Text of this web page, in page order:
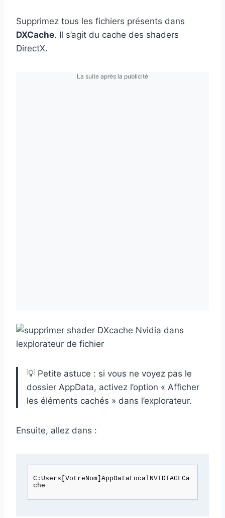
Supprimez tous les fichiers présents dans
DXCache. Il s’agit du cache des shaders
DirectX.
La suite après la publicité
💡 Petite astuce : si vous ne voyez pas le
dossier AppData, activez l’option « Afficher
les éléments cachés » dans l’explorateur.
Ensuite, allez dans :
C:Users[VotreNom]AppDataLocalNVIDIAGLCa
che